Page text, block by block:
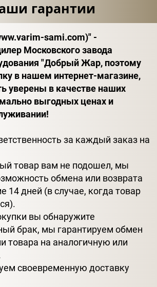
гарантии
sami.com)" -
Московского завода
"Добрый Жар, поэтому
в нашем интернет-магазине,
уверены в качестве наших
выгодных ценах и
за каждый заказ на
товар вам не подошел, мы
обмена или возврата
14 дней (в случае, когда товар
вы обнаружите
брак, мы гарантируем обмен
товара на аналогичную или
своевременную доставку